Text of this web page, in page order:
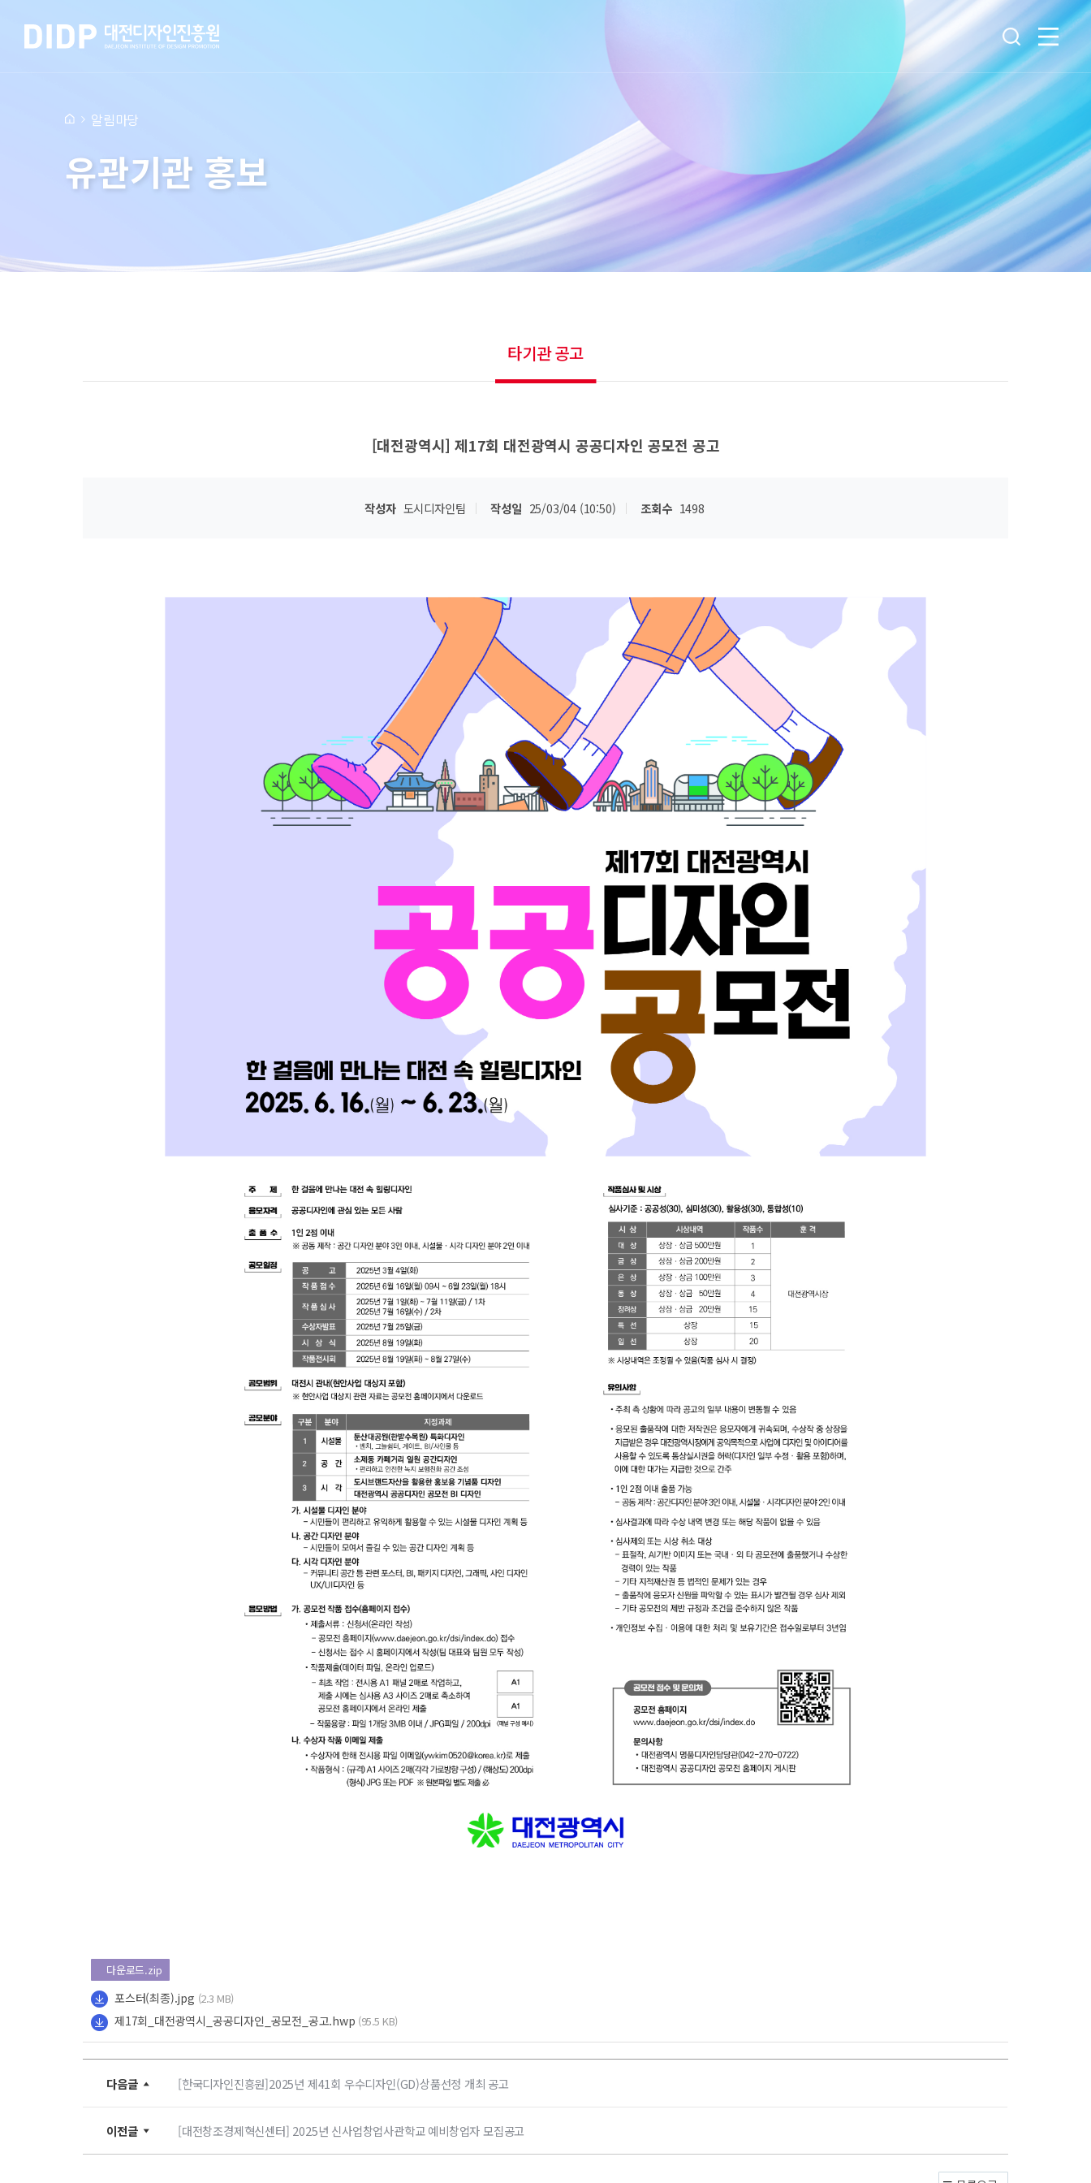
알림마당
유관기관 홍보
타기관 공고
[대전광역시] 제17회 대전광역시 공공디자인 공모전 공고
작성자 도시디자인팀 작성일 25/03/04 (10:50) 조회수 1498
다운로드.zip
포스터(최종).jpg (2.3 MB)
제17회_대전광역시_공공디자인_공모전_공고.hwp (95.5 KB)
다음글 [한국디자인진흥원]2025년 제41회 우수디자인(GD)상품선정 개최 공고
이전글 [대전창조경제혁신센터] 2025년 신사업창업사관학교 예비창업자 모집공고